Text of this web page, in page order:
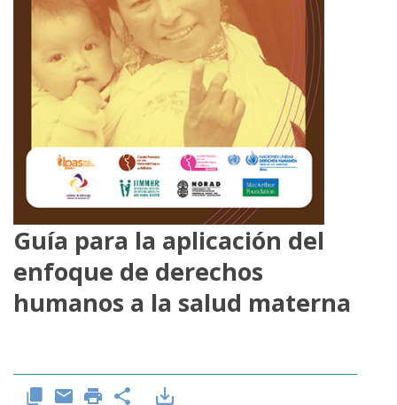
Guía para la aplicación del
enfoque de derechos
humanos a la salud materna